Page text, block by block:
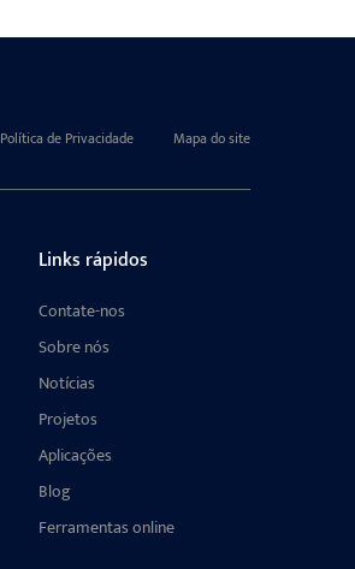
Política de Privacidade Mapa do site
Links rápidos
Contate-nos
Sobre nós
Notícias
Projetos
Aplicações
Blog
Ferramentas online